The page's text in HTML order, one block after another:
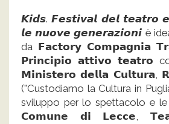
𝙆𝙞𝙙𝙨. 𝙁𝙚𝙨𝙩𝙞𝙫𝙖𝙡 𝙙𝙚𝙡 𝙩𝙚𝙖𝙩𝙧𝙤
𝙡𝙚 𝙣𝙪𝙤𝙫𝙚 𝙜𝙚𝙣𝙚𝙧𝙖𝙯𝙞𝙤𝙣𝙞 è
da 𝗙𝗮𝗰𝘁𝗼𝗿𝘆 𝗖𝗼𝗺𝗽𝗮𝗴𝗻𝗶𝗮
𝗣𝗿𝗶𝗻𝗰𝗶𝗽𝗶𝗼 𝗮𝘁𝘁𝗶𝘃𝗼 𝘁𝗲𝗮𝘁𝗿𝗼
𝗠𝗶𝗻𝗶𝘀𝘁𝗲𝗿𝗼 𝗱𝗲𝗹𝗹𝗮 𝗖𝘂𝗹𝘁𝘂𝗿𝗮,
("Custodiamo la Cultura in
sviluppo per lo spettacolo e le
𝗖𝗼𝗺𝘂𝗻𝗲 𝗱𝗶 𝗟𝗲𝗰𝗰𝗲,